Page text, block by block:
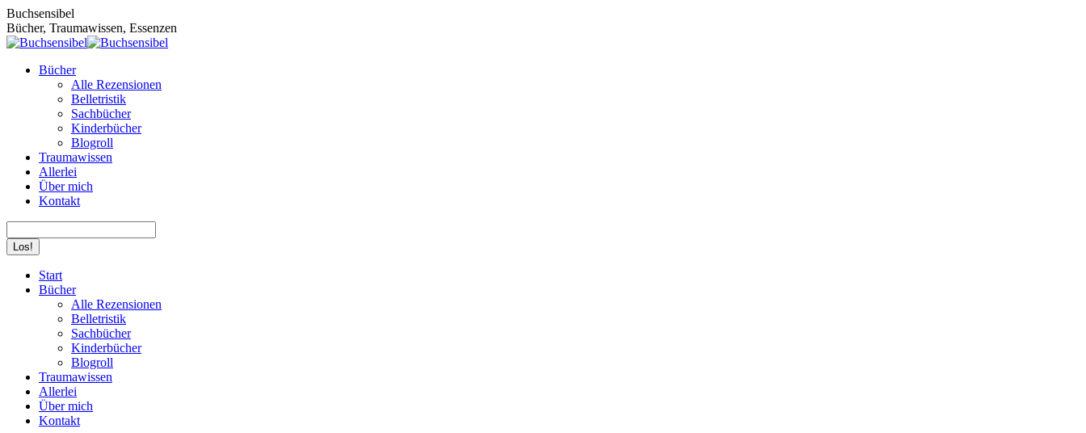
Zum
Inhalt
springen
Buchsensibel
Bücher, Traumawissen, Essenzen
Bücher
Alle Rezensionen
Belletristik
Sachbücher
Kinderbücher
Blogroll
Traumawissen
Allerlei
Über mich
Kontakt
page
opens
page
opens
Start
Bücher
Alle Rezensionen
Belletristik
Sachbücher
Kinderbücher
Blogroll
Traumawissen
Allerlei
Über mich
Kontakt